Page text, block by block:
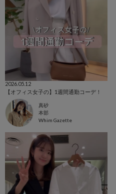
2026.05.12
【オフィス女子の】1週間通勤コーデ！
真砂
本部
Whim Gazette